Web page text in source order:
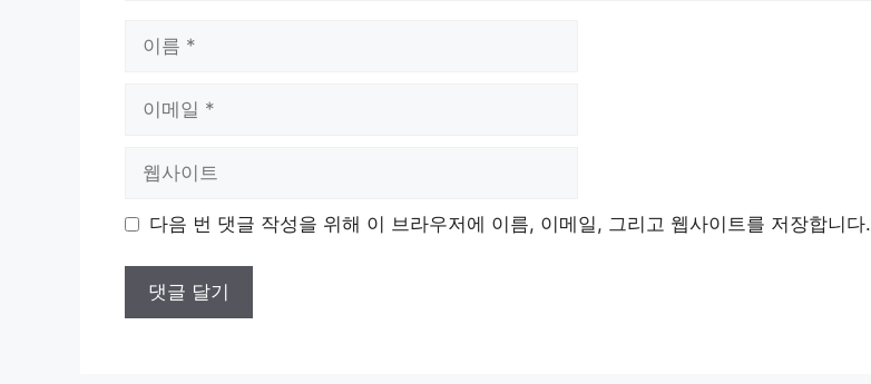
이 다음 번 댓글 작성을 위해 이 브라우저에 이름, 이메일, 그리고 웹사이트를 저장합니다.